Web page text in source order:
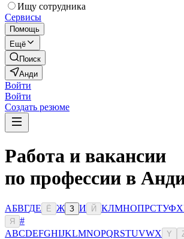
Ищу сотрудника
Сервисы
Помощь
Ещё
Поиск
Анди
Войти
Войти
Создать резюме
Работа и вакансии
по профессии в
АБВГДЕ Ё Ж З И Й КЛМНОПРСТУФХ
Я
#
ABCDEFGHIJKLMNOPQRSTUVWX Y